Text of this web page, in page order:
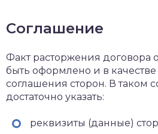
Соглашение
Факт расторжения договора
быть оформлено и в
соглашения сторон. В таком
достаточно указать:
реквизиты (данные)